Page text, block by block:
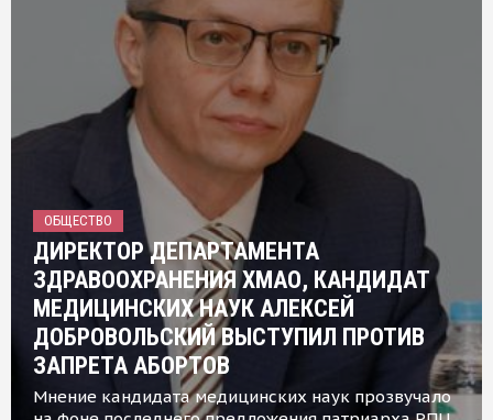
ОБЩЕСТВО
ДИРЕКТОР ДЕПАРТАМЕНТА
ЗДРАВООХРАНЕНИЯ ХМАО, КАНДИДАТ
МЕДИЦИНСКИХ НАУК АЛЕКСЕЙ
ДОБРОВОЛЬСКИЙ ВЫСТУПИЛ ПРОТИВ
ЗАПРЕТА АБОРТОВ
Мнение кандидата медицинских наук прозвучало